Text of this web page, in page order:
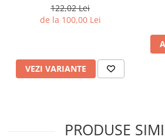
122,02 Lei
de la 100,00 Lei
VEZI VARIANTE
PRODUSE